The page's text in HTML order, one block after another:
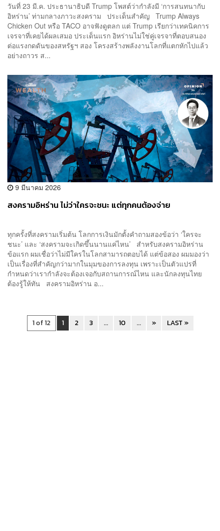
วันที่ 23 มี.ค. ประธานาธิบดี Trump โพสต์ว่ากำลังมี ‘การสนทนากับ
อิหร่าน’ ท่ามกลางภาวะสงคราม ประเด็นสำคัญ Trump Always
Chicken Out หรือ TACO อาจฟังดูตลก แต่ Trump เรียกว่าเทคนิคการ
เจรจาที่เคยได้ผลเสมอ ประเด็นแรก อิหร่านไม่ใช่คู่เจรจาที่ตอบสนอง
ต่อแรงกดดันของสหรัฐฯ สอง โครงสร้างพลังงานโลกที่แตกหักไปแล้ว
อย่างถาวร ส...
9 มีนาคม 2026
สงครามอิหร่าน ไม่ว่าใครจะชนะ แต่ทุกคนต้องจ่าย
ทุกครั้งที่สงครามเริ่มต้น โลกการเงินมักตั้งคำถามสองข้อว่า ‘ใครจะ
ชนะ’ และ ‘สงครามจะเกิดขึ้นนานแค่ไหน’ สำหรับสงครามอิหร่าน
ข้อแรก ผมเชื่อว่าไม่มีใครในโลกสามารถตอบได้ แต่ข้อสอง ผมมองว่า
เป็นเรื่องที่สำคัญกว่ามากในมุมของการลงทุน เพราะเป็นตัวแปรที่
กำหนดว่าเรากำลังจะต้องเจอกับสถานการณ์ไหน และนักลงทุนไทย
ต้องรู้ให้ทัน สงครามอิหร่าน อ...
1 of 12 1 2 3 ... 10 ... » LAST »